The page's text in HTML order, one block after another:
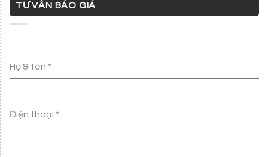
TƯ VẤN BÁO GIÁ
Họ & tên *
Điện thoại *